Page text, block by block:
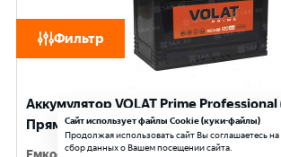
Фильтр
Аккумулятор VOLAT Prime Professional
Прямая, L+ D2 арт.VST1251
Сайт использует файлы Cookie (куки-файлы)
Продолжая использовать сайт Вы соглашаетесь на
сбор данных о Вашем посещении сайта.